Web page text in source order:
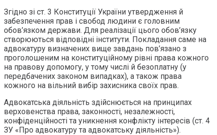
Згідно зі ст. 3 Конституції України утвердження й
забезпечення прав і свобод людини є головним
обов’язком держави. Для реалізації цього обов’язку
створюються відповідні інститути. Покладання саме на
адвокатуру визначених вище завдань пов’язано з
проголошеним на конституційному рівні права кожного
на правову допомогу, у тому числі й безоплатну (у
передбачених законом випадках), а також права
кожного на вільний вибір захисника своїх прав.
Адвокатська діяльність здійснюється на принципах
верховенства права, законності, незалежності,
конфіденційності та уникнення конфлікту інтересів (ст. 4
ЗУ «Про адвокатуру та адвокатську діяльність»).